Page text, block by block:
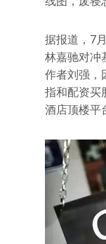
据报道，7
林嘉驰对冲
作者刘强，
指和配资买
酒店顶楼平